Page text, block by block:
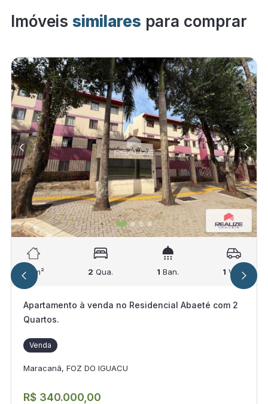
Imóveis similares para comprar
67 m² 2 Qua. 1 Ban. 1 Vag.
Apartamento à venda no Residencial Abaeté com 2
Quartos.
Venda
Maracanã, FOZ DO IGUACU
R$ 340.000,00